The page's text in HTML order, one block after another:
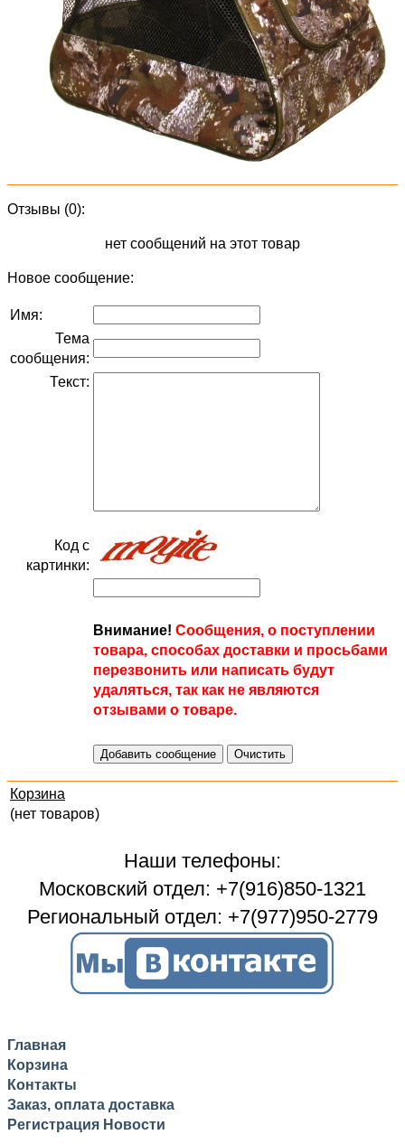
Отзывы (0):
нет сообщений на этот товар
Новое сообщение:
Имя:
Тема
сообщения:
Текст:
Код с
картинки:
Внимание! Сообщения, о поступлении
товара, способах доставки и просьбами
перезвонить или написать будут
удаляться, так как не являются
отзывами о товаре.
Корзина
(нет товаров)
Наши телефоны:
Московский отдел: +7(916)850-1321
Региональный отдел: +7(977)950-2779
Главная
Корзина
Контакты
Заказ, оплата доставка
Регистрация Новости